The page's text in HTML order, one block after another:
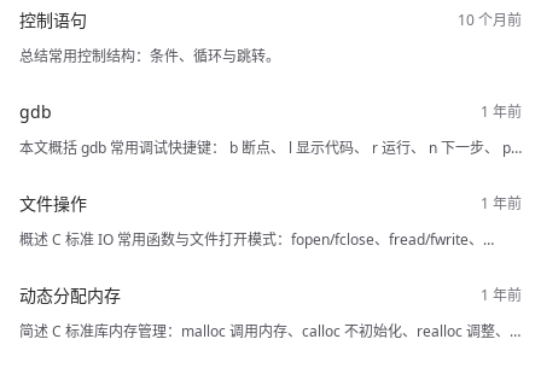
控制语句
总结常用控制结构：条件、循环与跳转。
gdb
本文概括 gdb 常用调试快捷键： b 断点、 l 显示代码、 r 运行、 n 下一步、 p
文件操作
概述 C 标准 IO 常用函数与文件打开模式：fopen/fclose、fread/fwrite、
动态分配内存
简述 C 标准库内存管理：malloc 调用内存、calloc 不初始化、realloc 调整、